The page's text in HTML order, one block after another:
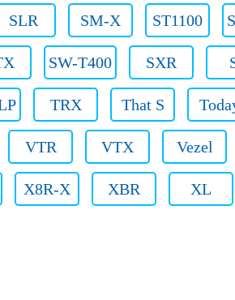
SLR SM-X ST1100
SW-T400 SXR
TRX That S
VTR VTX Vezel
X8R-X XBR XL